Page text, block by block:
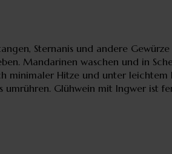
Sternanis und andere
Mandarinen waschen und in
minimaler Hitze und unter
umrühren. Glühwein mit Ingwer ist